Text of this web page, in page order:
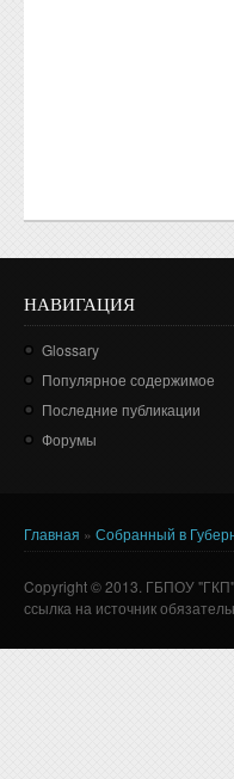
НАВИГАЦИЯ
Glossary
Популярное содержимое
Последние публикации
Форумы
Вы здесь
Главная » Собранный в
Copyright © 2013. ГБПОУ
ссылка на источник